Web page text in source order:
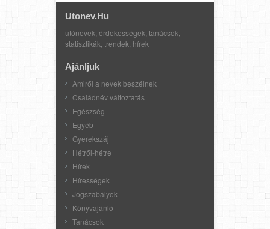
Utonev.hu
utónevek, érdekességek, tanácsok,
statisztikák, trendek, hírek
Ajánljuk
Amiről a nevek beszélnek
Családnév változtatás
Egészség
Egyéb
Gyerekszáj
Hétről-hétre
Hírek
Hírességek
Jogszabályok
Könyvajánló
Tanácsok